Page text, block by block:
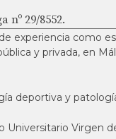
nº 29/8552.
experiencia como
y privada, en
deportiva y
Universitario Virgen